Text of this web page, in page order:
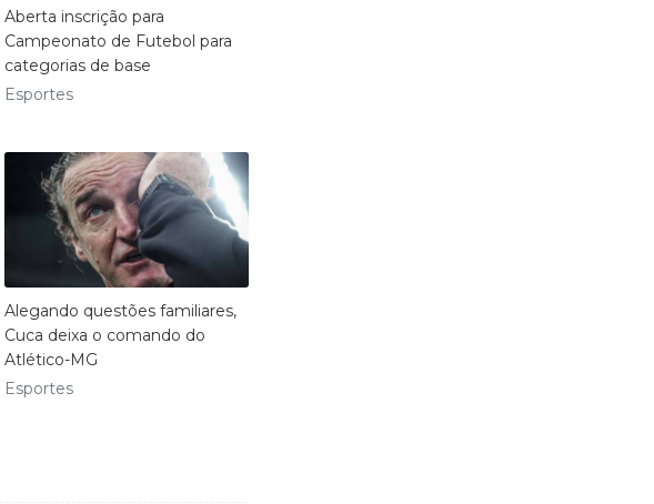
Aberta inscrição para
Campeonato de Futebol para
categorias de base
Esportes
Alegando questões familiares,
Cuca deixa o comando do
Atlético-MG
Esportes